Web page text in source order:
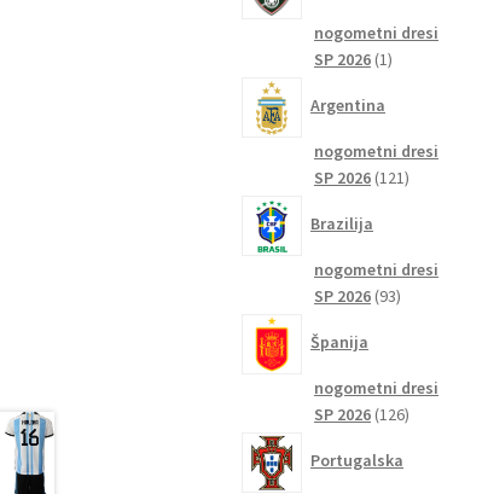
nogometni dresi
SP 2026 11
Argentina
nogometni dresi
SP 2026 121121
Brazilija
nogometni dresi
SP 2026 9393
Španija
nogometni dresi
SP 2026 126126
Portugalska